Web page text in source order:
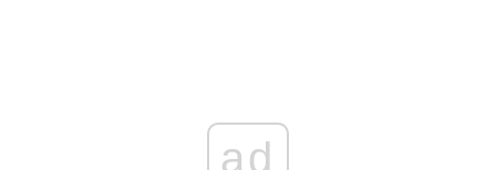
ad